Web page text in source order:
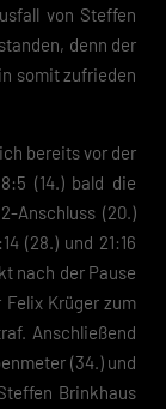
von Steffen
denn der
somit zufrieden
bereits vor der
(14.) bald die
Anschluss (20.)
(28.) und 21:16
nach der Pause
Krüger zum
Anschließend
(34.) und
Brinkhaus